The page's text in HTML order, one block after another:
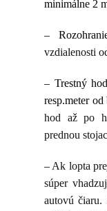
minimálne 2
–
vzdialenosti
– Trestný
resp.meter
hod až po
prednou
– Ak lopta
súper
autovú